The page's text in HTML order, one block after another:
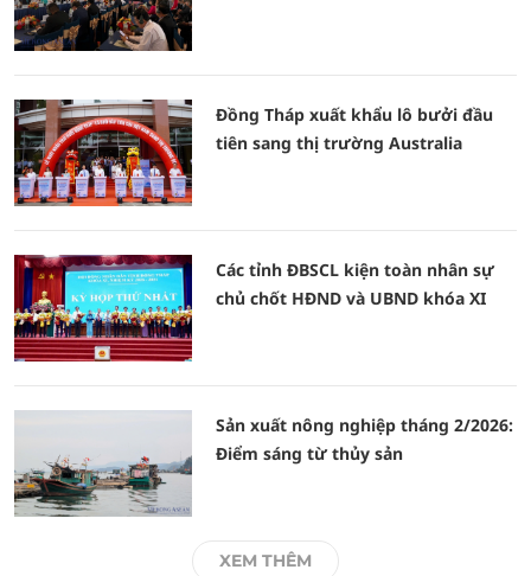
Đồng Tháp xuất khẩu lô bưởi đầu
tiên sang thị trường Australia
Các tỉnh ĐBSCL kiện toàn nhân sự
chủ chốt HĐND và UBND khóa XI
Sản xuất nông nghiệp tháng 2/2026:
Điểm sáng từ thủy sản
XEM THÊM